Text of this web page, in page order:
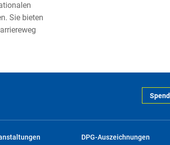
Sie bieten
DPG-Auszeichnungen